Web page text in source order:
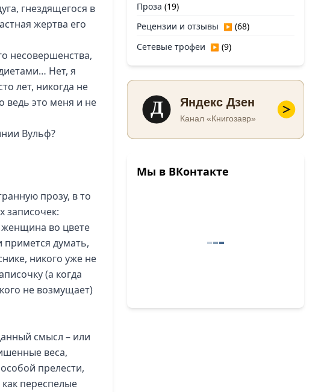
гнездящегося в
жертва его
несовершенства,
Нет, я
лет, никогда не
ведь это меня и не
Вульф?
прозу, в то
записочек:
во цвете
примется думать,
никого уже не
(а когда
не возмущает)
смысл – или
веса,
прелести,
переспелые
Проза (19)
Рецензии и отзывы ▶ (68)
Сетевые трофеи ▶ (9)
Д Яндекс Дзен
Канал «Книгозавр»
Мы в ВКонтакте